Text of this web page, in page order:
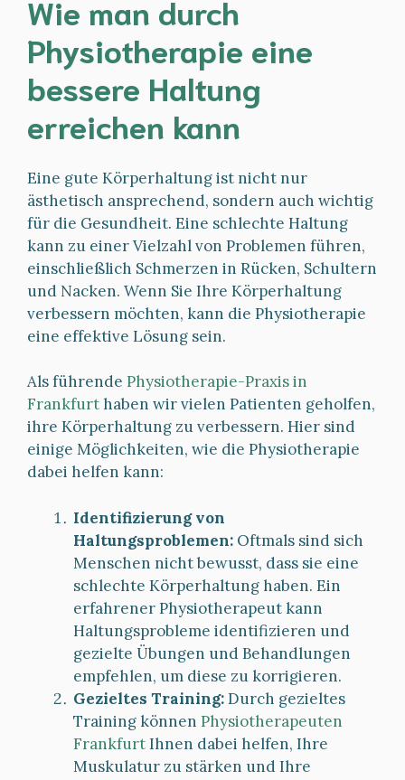
Wie man durch
Physiotherapie eine
bessere Haltung
erreichen kann
Eine gute Körperhaltung ist nicht nur
ästhetisch ansprechend, sondern auch wichtig
für die Gesundheit. Eine schlechte Haltung
kann zu einer Vielzahl von Problemen führen,
einschließlich Schmerzen in Rücken, Schultern
und Nacken. Wenn Sie Ihre Körperhaltung
verbessern möchten, kann die Physiotherapie
eine effektive Lösung sein.
Als führende Physiotherapie-Praxis in
Frankfurthaben wir vielen Patienten geholfen,
ihre Körperhaltung zu verbessern. Hier sind
einige Möglichkeiten, wie die Physiotherapie
dabei helfen kann:
Identifizierung von
Haltungsproblemen: Oftmals sind sich
Menschen nicht bewusst, dass sie eine
schlechte Körperhaltung haben. Ein
erfahrener Physiotherapeut kann
Haltungsprobleme identifizieren und
gezielte Übungen und Behandlungen
empfehlen, um diese zu korrigieren.
Gezieltes Training:Durch gezieltes
Training können Physiotherapeuten
FrankfurtIhnen dabei helfen, Ihre
Muskulatur zu stärken und Ihre